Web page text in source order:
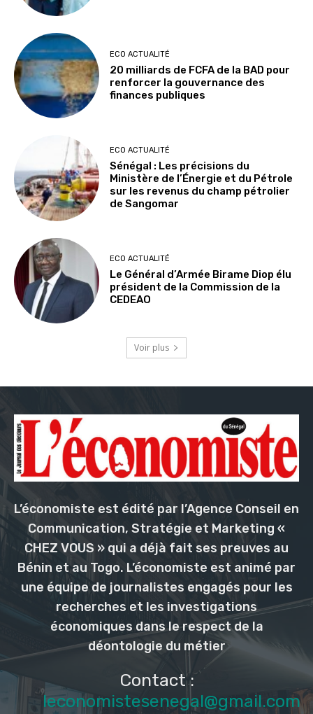
ECO ACTUALITÉ
20 milliards de FCFA de la BAD pour
renforcer la gouvernance des
finances publiques
ECO ACTUALITÉ
Sénégal : Les précisions du
Ministère de l’Énergie et du Pétrole
sur les revenus du champ pétrolier
de Sangomar
ECO ACTUALITÉ
Le Général d’Armée Birame Diop élu
président de la Commission de la
CEDEAO
Voir plus
L’économiste est édité par l’Agence Conseil en
Communication, Stratégie et Marketing «
CHEZ VOUS » qui a déjà fait ses preuves au
Bénin et au Togo. L’économiste est animé par
une équipe de journalistes engagés pour les
recherches et les investigations
économiques dans le respect de la
déontologie du métier
Contact :
leconomistesenegal@gmail.com